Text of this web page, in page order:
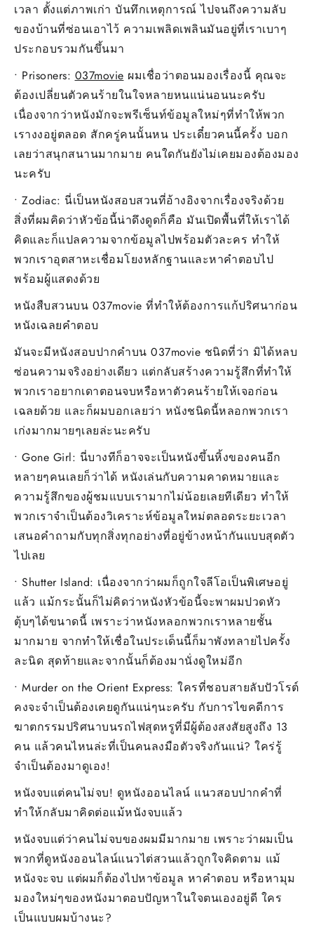
เวลา ตั้งแต่ภาพเก่า บันทึกเหตุการณ์ ไปจนถึงความลับ
ของบ้านที่ซ่อนเอาไว้ ความเพลิดเพลินมันอยู่ที่เราเบาๆ
ประกอบรวมกันขึ้นมา
• Prisoners: 037movie ผมเชื่อว่าตอนมองเรื่องนี้ คุณจะ
ต้องเปลี่ยนตัวคนร้ายในใจหลายหนแน่นอนนะครับ
เนื่องจากว่าหนังมักจะพรีเซ็นท์ข้อมูลใหม่ๆที่ทำให้พวก
เรางงอยู่ตลอด สักครู่คนนั้นหน ประเดี๋ยวคนนี้ครั้ง บอก
เลยว่าสนุกสนานมากมาย คนใดกันยังไม่เคยมองต้องมอง
นะครับ
• Zodiac: นี่เป็นหนังสอบสวนที่อ้างอิงจากเรื่องจริงด้วย
สิ่งที่ผมคิดว่าหัวข้อนี้น่าดึงดูดก็คือ มันเปิดพื้นที่ให้เราได้
คิดและก็แปลความจากข้อมูลไปพร้อมตัวละคร ทำให้
พวกเราอุตสาหะเชื่อมโยงหลักฐานและหาคำตอบไป
พร้อมผู้แสดงด้วย
หนังสืบสวนบน 037movie ที่ทำให้ต้องการแก้ปริศนาก่อน
หนังเฉลยคำตอบ
มันจะมีหนังสอบปากคำบน 037movie ชนิดที่ว่า มิได้หลบ
ซ่อนความจริงอย่างเดียว แต่กลับสร้างความรู้สึกที่ทำให้
พวกเราอยากเดาตอนจบหรือหาตัวคนร้ายให้เจอก่อน
เฉลยด้วย และก็ผมบอกเลยว่า หนังชนิดนี้หลอกพวกเรา
เก่งมากมายๆเลยล่ะนะครับ
• Gone Girl: นี่บางทีก็อาจจะเป็นหนังขึ้นหิ้งของคนอีก
หลายๆคนเลยก็ว่าได้ หนังเล่นกับความคาดหมายและ
ความรู้สึกของผู้ชมแบบเรามากไม่น้อยเลยทีเดียว ทำให้
พวกเราจำเป็นต้องวิเคราะห์ข้อมูลใหม่ตลอดระยะเวลา
เสนอคำถามกับทุกสิ่งทุกอย่างที่อยู่ข้างหน้ากันแบบสุดตัว
ไปเลย
• Shutter Island: เนื่องจากว่าผมก็ถูกใจลีโอเป็นพิเศษอยู่
แล้ว แม้กระนั้นก็ไม่คิดว่าหนังหัวข้อนี้จะพาผมปวดหัว
ตุ้บๆได้ขนาดนี้ เพราะว่าหนังหลอกพวกเราหลายชั้น
มากมาย จากทำให้เชื่อในประเด็นนี้ก็มาพังทลายไปครั้ง
ละนิด สุดท้ายและจากนั้นก็ต้องมานั่งดูใหม่อีก
• Murder on the Orient Express: ใครที่ชอบสายลับปัวโรต์
คงจะจำเป็นต้องเคยดูกันแน่ๆนะครับ กับการไขคดีการ
ฆาตกรรมปริศนาบนรถไฟสุดหรูที่มีผู้ต้องสงสัยสูงถึง 13
คน แล้วคนไหนล่ะที่เป็นคนลงมือตัวจริงกันแน่? ใคร่รู้
จำเป็นต้องมาดูเอง!
หนังจบแต่คนไม่จบ! ดูหนังออนไลน์ แนวสอบปากคำที่
ทำให้กลับมาคิดต่อแม้หนังจบแล้ว
หนังจบแต่ว่าคนไม่จบของผมมีมากมาย เพราะว่าผมเป็น
พวกที่ดูหนังออนไลน์แนวไต่สวนแล้วถูกใจคิดตาม แม้
หนังจะจบ แต่ผมก็ต้องไปหาข้อมูล หาคำตอบ หรือหามุม
มองใหม่ๆของหนังมาตอบปัญหาในใจตนเองอยู่ดี ใคร
เป็นแบบผมบ้างนะ?